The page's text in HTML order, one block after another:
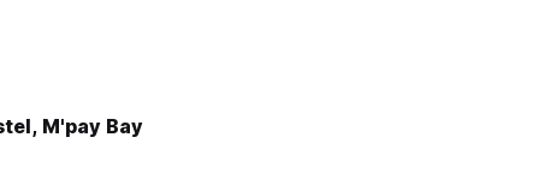
M'pay Bay